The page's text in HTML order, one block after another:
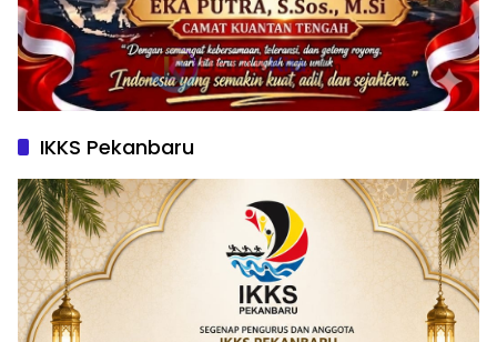
IKKS Pekanbaru